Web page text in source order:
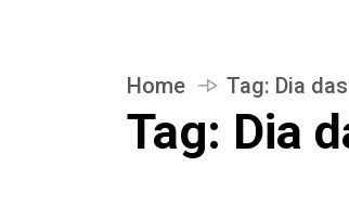
Home Tag: Dia
Tag: Dia